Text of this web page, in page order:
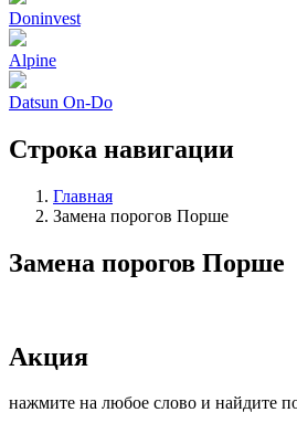
Doninvest
Alpine
Datsun On-Do
Строка навигации
Главная
Замена порогов Порше
Замена порогов Порше
Акция
нажмите на любое слово и найдите